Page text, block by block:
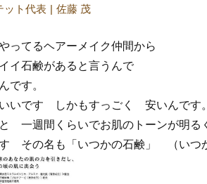
ット代表 佐藤 茂
ってるヘアーメイク仲間から
イ石鹸があると言うんで
です。
いです しかもすっごく 安いんです。
一週間くらいでお肌のトーンが明る
その名も「いつかの石鹸」 （いつ